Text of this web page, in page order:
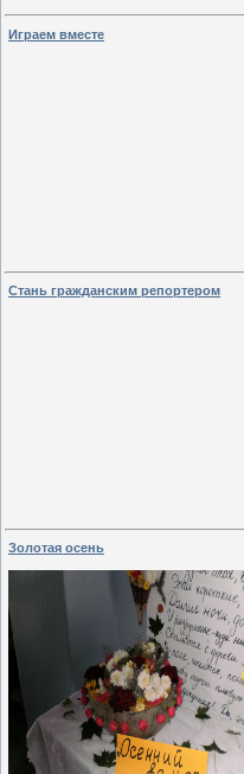
Играем вместе
Стань гражданским репортером
Золотая осень